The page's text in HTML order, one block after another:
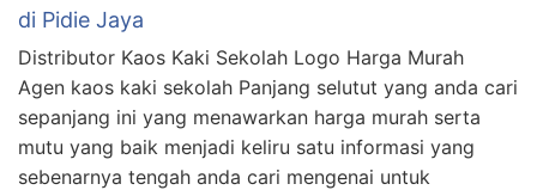
di Pidie Jaya
Distributor Kaos Kaki Sekolah Logo Harga Murah
Agen kaos kaki sekolah Panjang selutut yang anda cari
sepanjang ini yang menawarkan harga murah serta
mutu yang baik menjadi keliru satu informasi yang
sebenarnya tengah anda cari mengenai untuk